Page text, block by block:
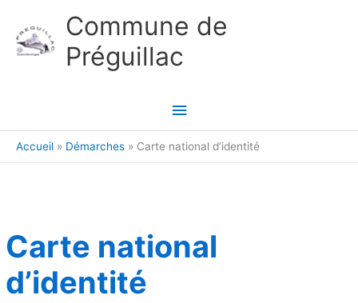
Commune de
Préguillac
Menu
principal
Accueil Démarches Carte national d’identité
Carte national
d’identité